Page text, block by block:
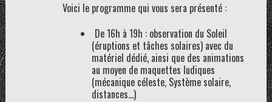
Voici le programme qui vous sera présenté :
De 16h à 19h : observation du Soleil
(éruptions et tâches solaires) avec du
matériel dédié, ainsi que des animations
au moyen de maquettes ludiques
(mécanique céleste, Système solaire,
distances…)